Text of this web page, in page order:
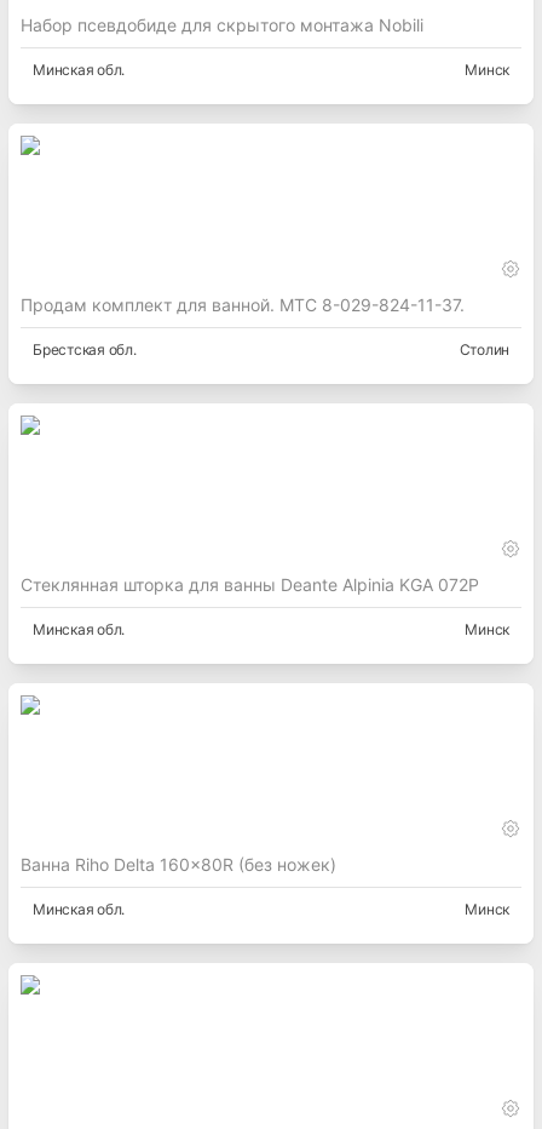
Набор псевдобиде для скрытого монтажа Nobili
Минская обл. Минск
Продам комплект для ванной. МТС 8-029-824-11-37.
Брестская обл. Столин
Стеклянная шторка для ванны Deante Alpinia KGA 072P
Минская обл. Минск
Ванна Riho Delta 160x80R (без ножек)
Минская обл. Минск